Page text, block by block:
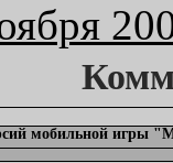
мобильной игры